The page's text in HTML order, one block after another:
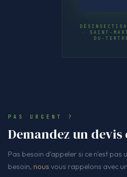
· SAINT-
DU-
PAS URGENT ?
Demandez un devis
Pas besoin d'appeler si ce n'est pas
besoin, nous vous rappelons avec